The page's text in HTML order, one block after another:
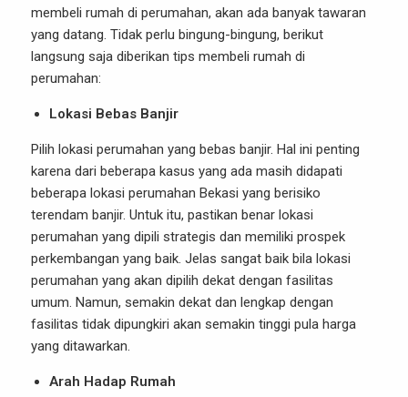
membeli rumah di perumahan, akan ada banyak tawaran
yang datang. Tidak perlu bingung-bingung, berikut
langsung saja diberikan tips membeli rumah di
perumahan:
Lokasi Bebas Banjir
Pilih lokasi perumahan yang bebas banjir. Hal ini penting
karena dari beberapa kasus yang ada masih didapati
beberapa lokasi perumahan Bekasi yang berisiko
terendam banjir. Untuk itu, pastikan benar lokasi
perumahan yang dipili strategis dan memiliki prospek
perkembangan yang baik. Jelas sangat baik bila lokasi
perumahan yang akan dipilih dekat dengan fasilitas
umum. Namun, semakin dekat dan lengkap dengan
fasilitas tidak dipungkiri akan semakin tinggi pula harga
yang ditawarkan.
Arah Hadap Rumah